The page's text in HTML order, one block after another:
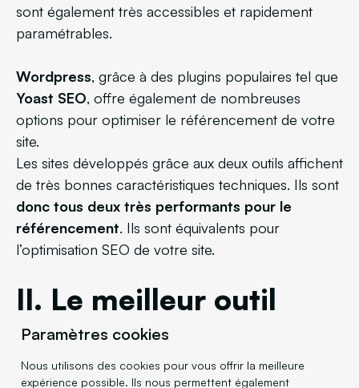
sont également très accessibles et rapidement
paramétrables.
Wordpress, grâce à des plugins populaires tel que
Yoast SEO, offre également de nombreuses
options pour optimiser le référencement de votre
site.
Les sites développés grâce aux deux outils affichent
de très bonnes caractéristiques techniques. Ils sont
donc tous deux très performants pour le
référencement. Ils sont équivalents pour
l’optimisation SEO de votre site.
II. Le meilleur outil
pour un site sur
mesure
Paramètres cookies
Nous utilisons des cookies pour vous offrir la meilleure
expérience possible. Ils nous permettent également